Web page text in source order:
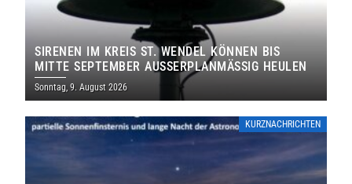
SIRENEN IM KREIS ST. WENDEL KÖNNEN BIS
MITTE SEPTEMBER AUSSERPLANMÄSSIG HEULEN
Sonntag, 9. August 2026
KURZNACHRICHTEN